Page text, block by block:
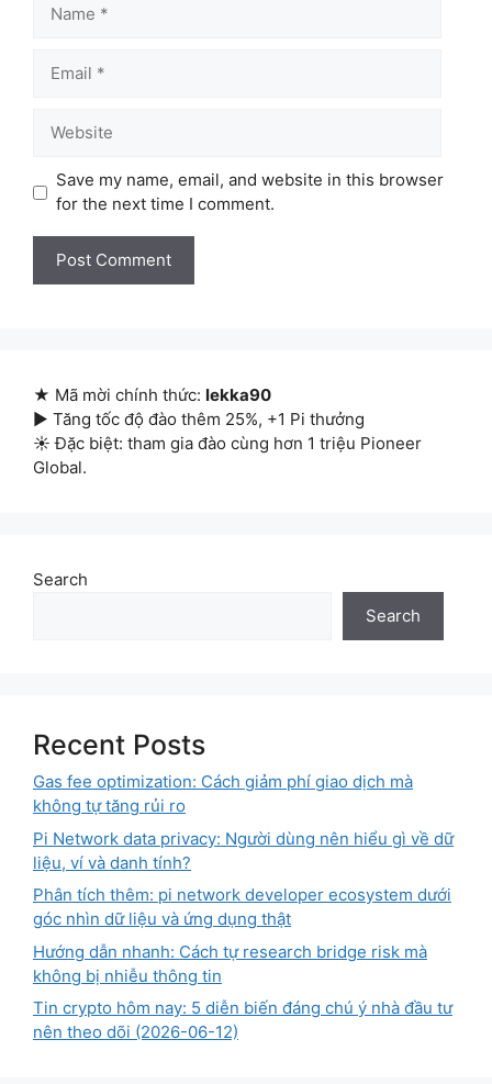
Save my name, email, and website in this browser
for the next time I comment.
★ Mã mời chính thức: lekka90
▶ Tăng tốc độ đào thêm 25%, +1 Pi thưởng
☀ Đặc biệt: tham gia đào cùng hơn 1 triệu Pioneer
Global.
Search
Search
Recent Posts
Gas fee optimization: Cách giảm phí giao dịch mà
không tự tăng rủi ro
Pi Network data privacy: Người dùng nên hiểu gì về dữ
liệu, ví và danh tính?
Phân tích thêm: pi network developer ecosystem dưới
góc nhìn dữ liệu và ứng dụng thật
Hướng dẫn nhanh: Cách tự research bridge risk mà
không bị nhiễu thông tin
Tin crypto hôm nay: 5 diễn biến đáng chú ý nhà đầu tư
nên theo dõi (2026-06-12)